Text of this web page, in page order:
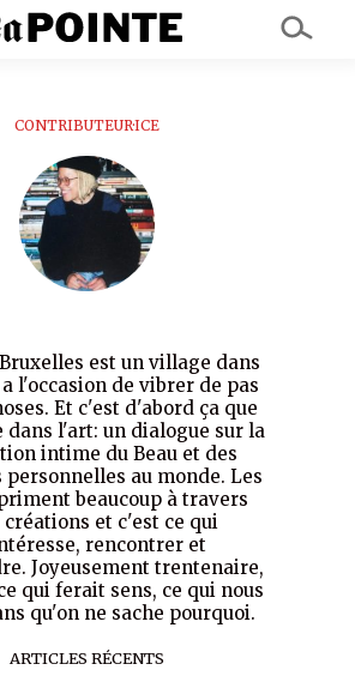
NOUS
CONTRIBUTEUR·ICE
est un village dans
l'occasion de vibrer de pas
Et c'est d'abord ça que
dans l'art: un dialogue sur la
intime du Beau et des
au monde. Les
beaucoup à travers
et c'est ce qui
rencontrer et
Joyeusement trentenaire,
qui ferait sens, ce qui nous
qu'on ne sache pourquoi.
ARTICLES RÉCENTS